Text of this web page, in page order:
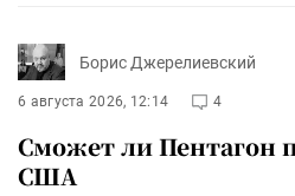
Борис Джерелиевский
6 августа 2026, 12:14 4
Сможет ли Пентагон
США